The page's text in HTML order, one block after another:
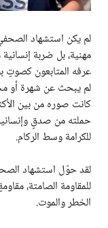
لم يكن استشهاد
مهنية، بل ضربة
عرفه المتابعون كصوتٍ
لم يبحث عن شهرة أو
كانت صوره من بين
حملته من صدقٍ
للكرامة وسط الركام.
لقد حوّل استشهاد
للمقاومة الصامتة،
الخطر والموت.